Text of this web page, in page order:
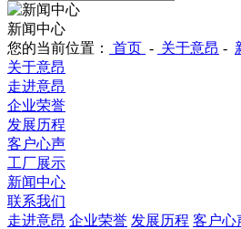
新闻中心
您的当前位置：
首页 - 关于意昂 -
关于意昂
走进意昂
企业荣誉
发展历程
客户心声
工厂展示
新闻中心
联系我们
走进意昂 企业荣誉 发展历程 客户心